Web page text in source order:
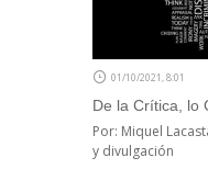
01/10/2021, 8:01
De la Crítica, lo
Por: Miquel
y divulgación